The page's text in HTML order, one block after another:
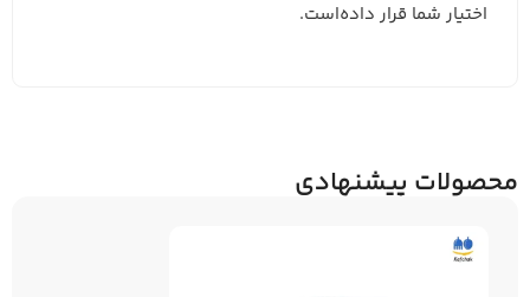
اختیار شما قرار داده‌است.
محصولات پیشنهادی